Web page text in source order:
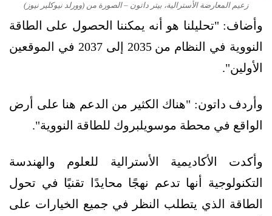
زعيم المعارضة الأسترالية، بيتر داتون – الصورة من (وورلد نيوكلير نيوز)
وأضاف: "تحليلنا هو أنه يمكننا الحصول على الطاقة
النووية في النظام من 2035 إلى 2037 في الموقعين
الأولين".
وأردف داتون: "هناك الكثير من الدعم هنا على أرض
الواقع في محطة موسويلبروك للطاقة النووية".
وأكدت الأكاديمية الأسترالية للعلوم والهندسة
التكنولوجية أنها تدعم نهجًا محايدًا تقنيًا في تحول
الطاقة الذي يتطلب النظر في جميع الخيارات على